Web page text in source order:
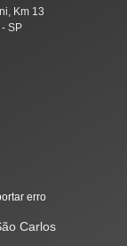
Km 13
SP
erro
Carlos